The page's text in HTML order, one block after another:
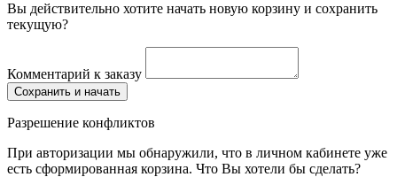
Вы действительно хотите начать новую корзину и сохранить
текущую?
Комментарий к заказу
Сохранить и начать
Разрешение конфликтов
При авторизации мы обнаружили, что в личном кабинете уже
есть сформированная корзина. Что Вы хотели бы сделать?